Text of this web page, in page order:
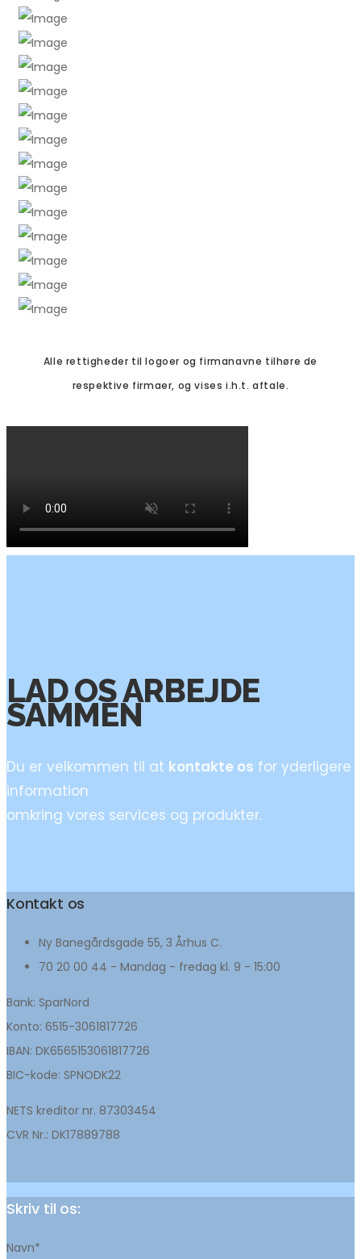
Alle rettigheder til logoer og firmanavne tilhøre de
respektive firmaer, og vises i.h.t. aftale.
LAD OS ARBEJDE
SAMMEN
Du er velkommen til at kontakte os for yderligere
information
omkring vores services og produkter.
Kontakt os
Ny Banegårdsgade 55, 3 Århus C.
70 20 00 44 - Mandag - fredag kl. 9 - 15:00
Bank: SparNord
Konto: 6515-3061817726
IBAN: DK6565153061817726
BIC-kode: SPNODK22
NETS kreditor nr. 87303454
CVR Nr.: DK17889788
Skriv til os:
Navn*